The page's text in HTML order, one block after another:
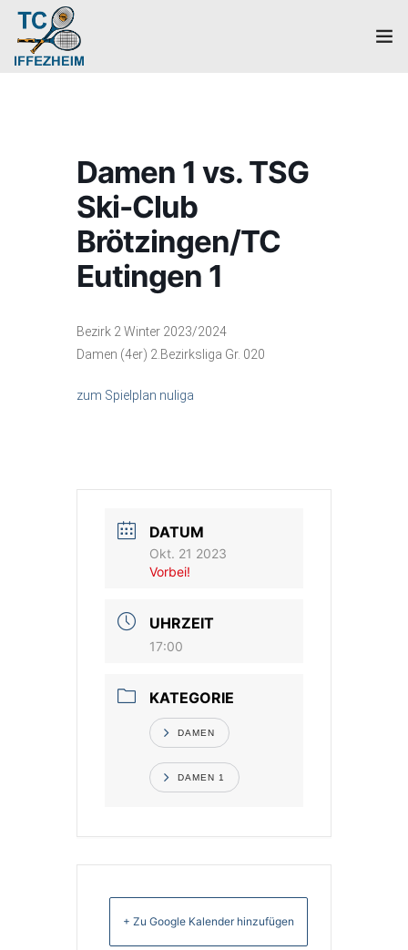
Mitglied werden!
Platzbuchung
Damen 1 vs. TSG
Ski-Club
Brötzingen/TC
Eutingen 1
Bezirk 2 Winter 2023/2024
Damen (4er) 2.Bezirksliga Gr. 020
zum Spielplan nuliga
DATUM
Okt. 21 2023
Vorbei!
UHRZEIT
17:00
KATEGORIE
DAMEN
DAMEN 1
+ Zu Google Kalender hinzufügen